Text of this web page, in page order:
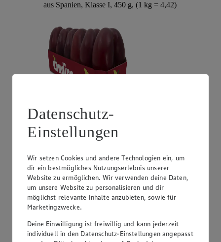
aus Spanien, Klasse I, 450 g, (1 kg = 4,42)
Angebot:Unsere Heimat Zucchini
aus Süddeutschland, Klasse I, 1 kg
Datenschutz-
Einstellungen
Wir setzen Cookies und andere Technologien ein, um
dir ein bestmögliches Nutzungserlebnis unserer
Website zu ermöglichen. Wir verwenden deine Daten,
um unsere Website zu personalisieren und dir
möglichst relevante Inhalte anzubieten, sowie für
Marketingzwecke.
Deine Einwilligung ist freiwillig und kann jederzeit
individuell in den Datenschutz-Einstellungen angepasst